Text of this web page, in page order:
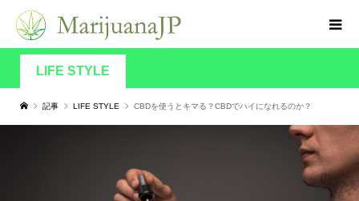
LIFE STYLE
記事 LIFE STYLE CBDを使うとキマる？CBDでハイになれるのか？